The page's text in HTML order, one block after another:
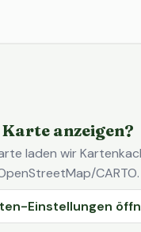
Karte anzeigen?
laden wir
CARTO.
Einstellungen